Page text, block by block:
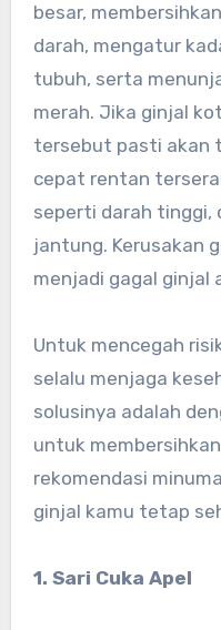
besar,
darah, mengatur
tubuh, serta
merah. Jika ginjal
tersebut pasti akan
cepat rentan
seperti darah tinggi,
jantung. Kerusakan
menjadi gagal ginjal
Untuk mencegah
selalu menjaga
solusinya adalah
untuk
rekomendasi
ginjal kamu tetap
1. Sari Cuka Apel